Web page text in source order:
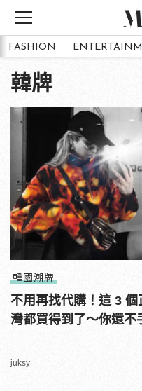
FASHION
韓牌
韓國潮牌
不用再找代購！這 3
灣都買得到了～你還不
juksy